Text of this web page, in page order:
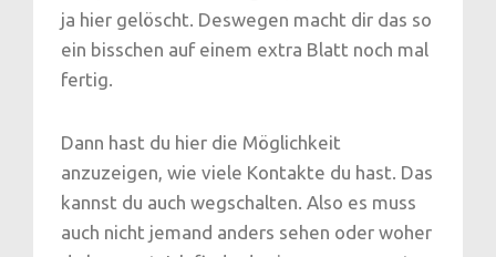
ja hier gelöscht. Deswegen macht dir das so
ein bisschen auf einem extra Blatt noch mal
fertig.
Dann hast du hier die Möglichkeit
anzuzeigen, wie viele Kontakte du hast. Das
kannst du auch wegschalten. Also es muss
auch nicht jemand anders sehen oder woher